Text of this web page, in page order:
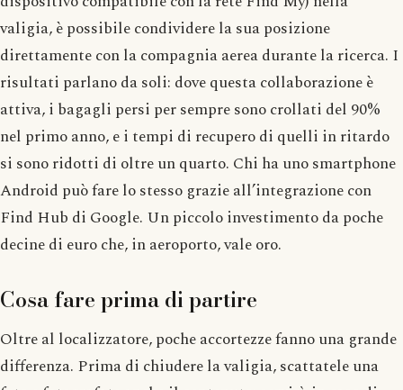
valigia, è possibile condividere la sua posizione
direttamente con la compagnia aerea durante la ricerca. I
risultati parlano da soli: dove questa collaborazione è
attiva, i bagagli persi per sempre sono crollati del 90%
nel primo anno, e i tempi di recupero di quelli in ritardo
si sono ridotti di oltre un quarto. Chi ha uno smartphone
Android può fare lo stesso grazie all’integrazione con
Find Hub di Google. Un piccolo investimento da poche
decine di euro che, in aeroporto, vale oro.
Cosa fare prima di partire
Oltre al localizzatore, poche accortezze fanno una grande
differenza. Prima di chiudere la valigia, scattatele una